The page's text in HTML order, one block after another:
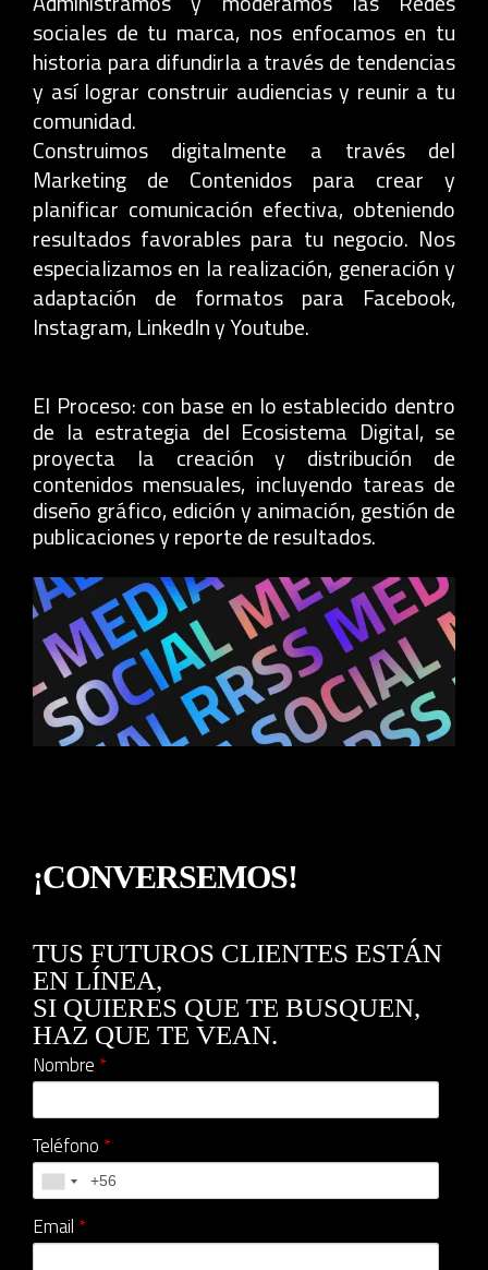
sociales de tu marca, nos enfocamos en tu
historia para difundirla a través de tendencias
y así lograr construir audiencias y reunir a tu
comunidad.
Construimos digitalmente a través del
Marketing de Contenidos para crear y
planificar comunicación efectiva, obteniendo
resultados favorables para tu negocio. Nos
especializamos en la realización, generación y
adaptación de formatos para Facebook,
Instagram, LinkedIn y Youtube.
El Proceso: con base en lo establecido dentro
de la estrategia del Ecosistema Digital, se
proyecta la creación y distribución de
contenidos mensuales, incluyendo tareas de
diseño gráfico, edición y animación, gestión de
publicaciones y reporte de resultados.
¡CONVERSEMOS!
TUS FUTUROS CLIENTES ESTÁN
EN LÍNEA,
SI QUIERES QUE TE BUSQUEN,
HAZ QUE TE VEAN.
Nombre *
Teléfono *
Email *